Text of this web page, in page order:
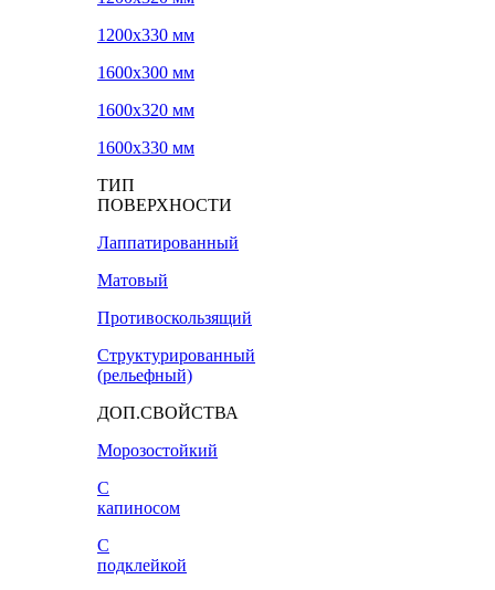
1200х330 мм
1600х300 мм
1600х320 мм
1600х330 мм
ТИП
ПОВЕРХНОСТИ
Лаппатированный
Матовый
Противоскользящий
Структурированный
(рельефный)
ДОП.СВОЙСТВА
Морозостойкий
С
капиносом
С
подклейкой